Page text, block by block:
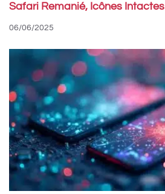
Safari Remanié, Icônes Intactes
06/06/2025